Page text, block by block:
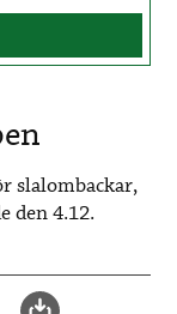
slalombackar,
den 4.12.